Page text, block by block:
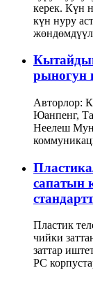
керек. Күн
күн нуру
рыногун
Авторлор:
Юанпенг,
Неелеш
сапатын
Пластик
чийки
заттар
PC